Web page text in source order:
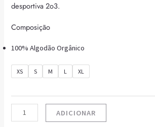
desportiva 2o3.
Composição
100% Algodão Orgânico
XS S M L XL
ADICIONAR